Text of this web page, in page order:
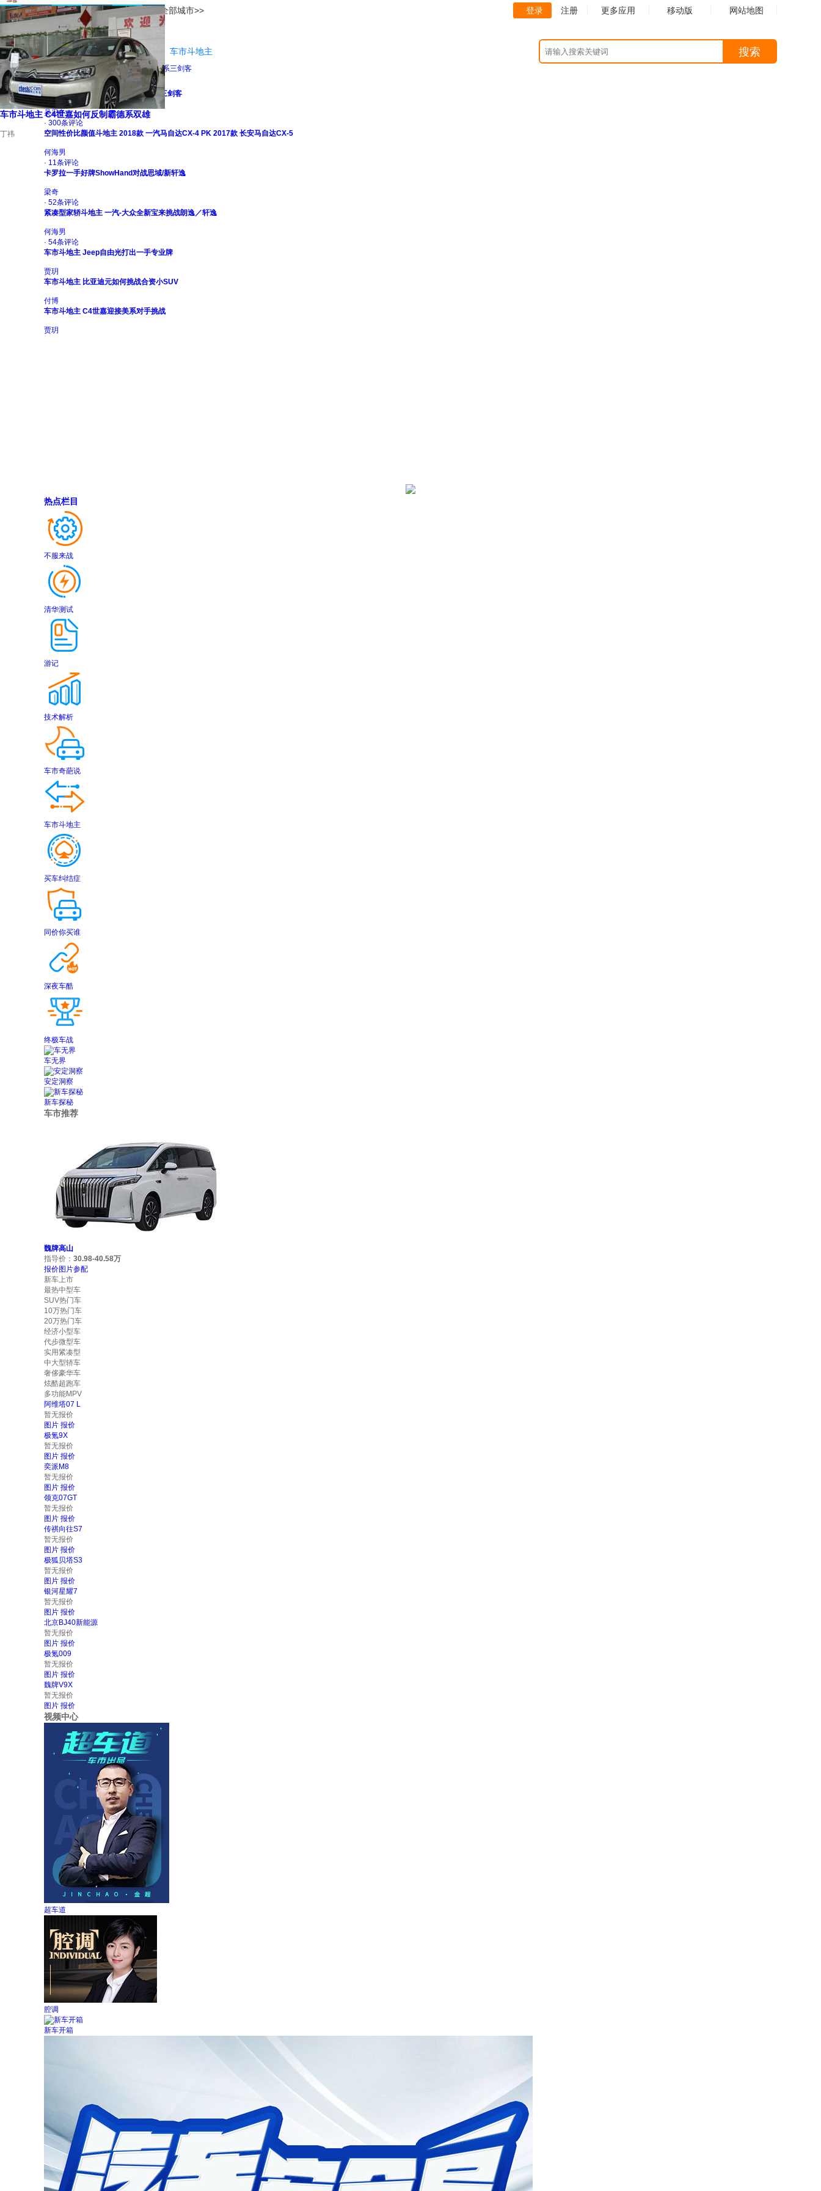
网上车市 北京 [切换] 全部城市>> 登录 注册 更多应用 移动版 网站地图
网上车市 > 资讯首页 > 导购 车市斗地主 搜索
车市斗地主
车市斗地主 新款XC60如何挑战德系三剑客
吴忍冬
· 300条评论
空间性价比颜值斗地主 2018款 一汽马自达CX-4 PK 2017款 长安马自达CX-5
何海男
· 11条评论
卡罗拉一手好牌ShowHand对战思域/新轩逸
梁奇
· 52条评论
紧凑型家轿斗地主 一汽-大众全新宝来挑战朗逸／轩逸
何海男
· 54条评论
车市斗地主 Jeep自由光打出一手专业牌
贾玥
车市斗地主 比亚迪元如何挑战合资小SUV
付博
车市斗地主 C4世嘉迎接美系对手挑战
贾玥
车市斗地主 C4世嘉如何反制霸德系双雄
丁祎
热点栏目
不服来战
清华测试
游记
技术解析
车市奇葩说
车市斗地主
买车纠结症
同价你买谁
深夜车酷
终极车战
车无界
安定洞察
新车探秘
车市推荐
魏牌高山
指导价： 30.98-40.58万
报价图片参配
新车上市
最热中型车
SUV热门车
10万热门车
20万热门车
经济小型车
代步微型车
实用紧凑型
中大型轿车
奢侈豪华车
炫酷超跑车
多功能MPV
阿维塔07 L
暂无报价
图片 报价
极氪9X
暂无报价
图片 报价
奕派M8
暂无报价
图片 报价
领克07GT
暂无报价
图片 报价
传祺向往S7
暂无报价
图片 报价
极狐贝塔S3
暂无报价
图片 报价
银河星耀7
暂无报价
图片 报价
北京BJ40新能源
暂无报价
图片 报价
极氪009
暂无报价
图片 报价
魏牌V9X
暂无报价
图片 报价
视频中心
超车道
腔调
新车开箱